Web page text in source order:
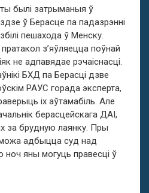
былі затрыманыя ў
ў Берасце па падазрэнні
пешахода ў Менску.
пратакол з’яўляецца поўнай
не адпавядае рэчаіснасці.
БХД па Берасці дзве
РАУС горада эксперта,
іх аўтамабіль. Але
берасцейскага ДАІ,
за брудную лаянку. Пры
адбыцца суд над
ноч яны могуць правесці ў